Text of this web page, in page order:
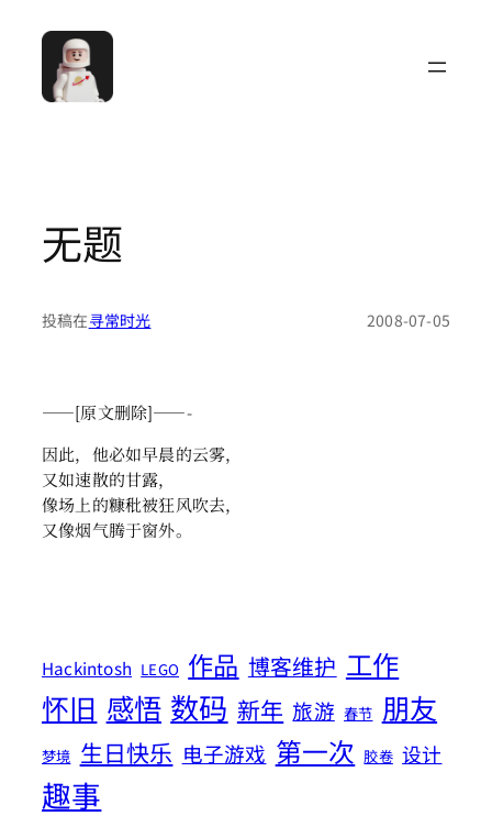
无题
投稿在寻常时光 2008-07-05
——[原文删除]——-
因此，他必如早晨的云雾，
又如速散的甘露，
像场上的糠秕被狂风吹去，
又像烟气腾于窗外。
Hackintosh LEGO 作品 博客维护 工作
怀旧 感悟 数码 新年 旅游 春节 朋友
梦境 生日快乐 电子游戏 第一次 胶卷 设计
趣事